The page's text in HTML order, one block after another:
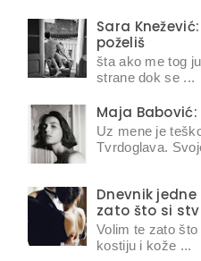
Sara
poželiš
šta ako me tog
strane dok se ...
Maja Babović:
Uz mene je
Tvrdoglava.
Dnevnik
zato što si
Volim te zato
kostiju i kože ...